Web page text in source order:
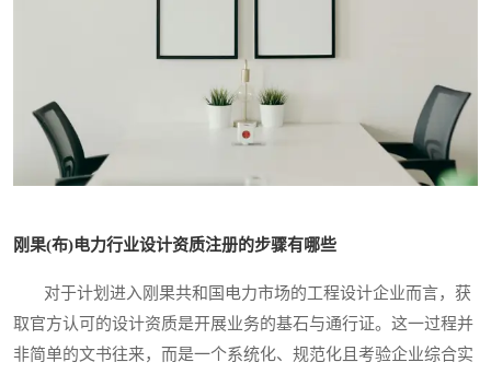
刚果(布)电力行业设计资质注册的步骤有哪些
对于计划进入刚果共和国电力市场的工程设计企业而言，获
取官方认可的设计资质是开展业务的基石与通行证。这一过程并
非简单的文书往来，而是一个系统化、规范化且考验企业综合实